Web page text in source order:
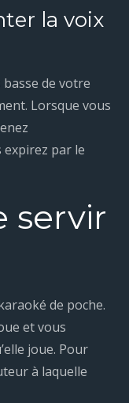
la voix
de votre
Lorsque vous
par le
servir
de poche.
et vous
joue. Pour
à laquelle